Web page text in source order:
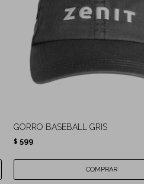
GORRO BASEBALL GRIS
$ 599